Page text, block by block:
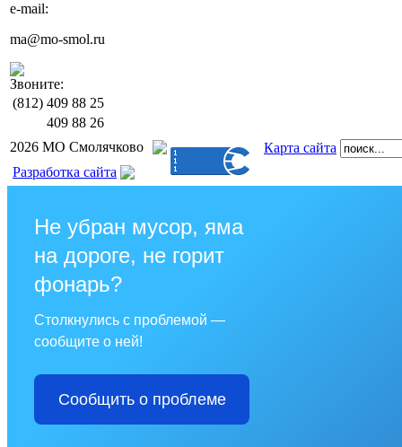
e-mail:
ma@mo-smol.ru
Звоните:
(812) 409 88 25
409 88 26
2026 МО Смолячково
Карта сайта
Разработка сайта
Не убран мусор, яма
на дороге, не горит
фонарь?
Столкнулись с проблемой —
сообщите о ней!
Сообщить о проблеме